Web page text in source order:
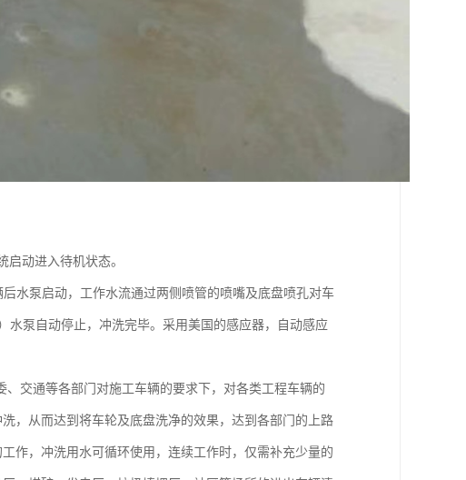
动进入待机状态。
水泵启动，工作水流通过两侧喷管的喷嘴及底盘喷孔对车
水泵自动停止，冲洗完毕。采用美国的感应器，自动感应
交通等各部门对施工车辆的要求下，对各类工程车辆的
，从而达到将车轮及底盘洗净的效果，达到各部门的上路
作，冲洗用水可循环使用，连续工作时，仅需补充少量的